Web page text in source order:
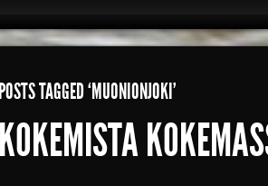
POSTS TAGGED ‘MUONIONJOKI’
KOKEMISTA